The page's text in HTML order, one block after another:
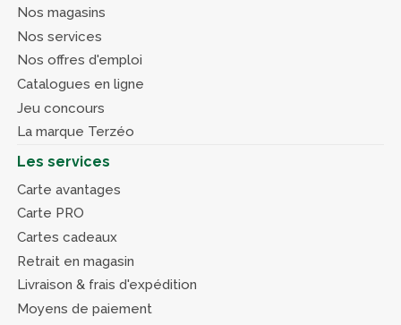
Nos magasins
Nos services
Nos offres d'emploi
Catalogues en ligne
Jeu concours
La marque Terzéo
Les services
Carte avantages
Carte PRO
Cartes cadeaux
Retrait en magasin
Livraison & frais d'expédition
Moyens de paiement